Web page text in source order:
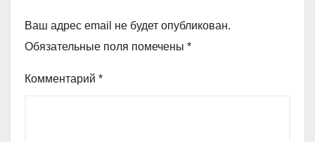
Ваш адрес email не будет опубликован.
Обязательные поля помечены *
Комментарий *